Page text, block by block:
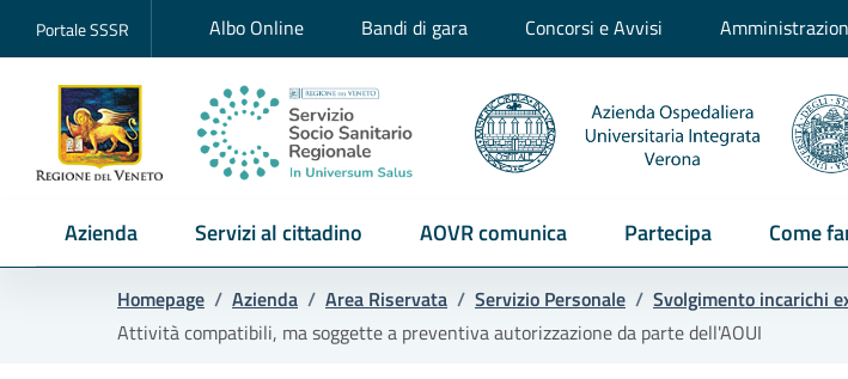
Portale SSSR Albo Online Bandi di gara Concorsi e Avvisi
Azienda Servizi al cittadino AOVR comunica Partecipa Come
Homepage / Azienda / Area Riservata / Servizio Personale / Svolgimento incarichi
Attività compatibili, ma soggette a preventiva autorizzazione da parte dell'AOUI